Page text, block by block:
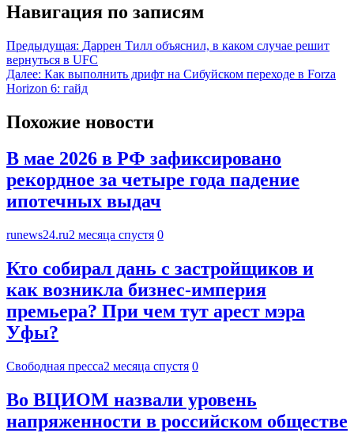
Навигация по записям
Предыдущая: Даррен Тилл объяснил, в каком случае решит
вернуться в UFC
Далее: Как выполнить дрифт на Сибуйском переходе в Forza
Horizon 6: гайд
Похожие новости
В мае 2026 в РФ зафиксировано
рекордное за четыре года падение
ипотечных выдач
runews24.ru2 месяца спустя 0
Кто собирал дань с застройщиков и
как возникла бизнес-империя
премьера? При чем тут арест мэра
Уфы?
Свободная пресса2 месяца спустя 0
Во ВЦИОМ назвали уровень
напряженности в российском обществе